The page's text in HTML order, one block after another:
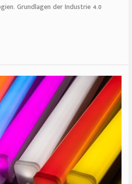
Grundlagen der Industrie 4.0